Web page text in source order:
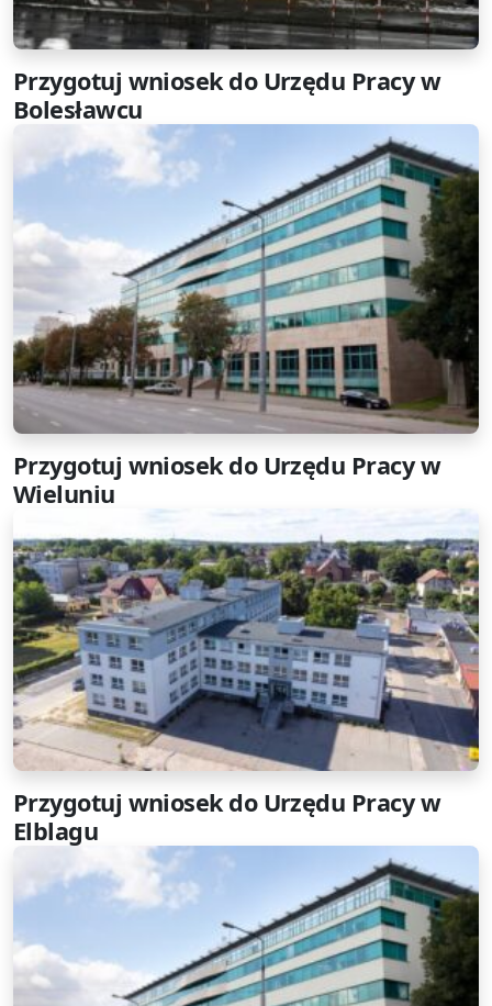
Przygotuj wniosek do Urzędu Pracy w
Bolesławcu
Przygotuj wniosek do Urzędu Pracy w
Wieluniu
Przygotuj wniosek do Urzędu Pracy w
Elblagu